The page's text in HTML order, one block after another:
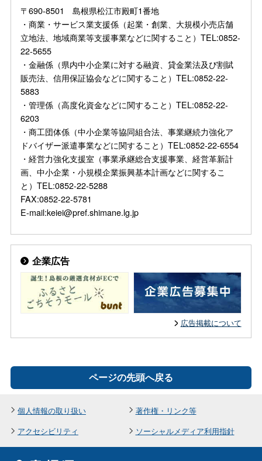
〒690-8501 島根県松江市殿町1番地
・商業・サービス業支援係（起業・創業、大規模小売店舗
立地法、地域商業等支援事業などに関すること）TEL:0852-
22-5655
・金融係（県内中小企業に対する融資、貸金業法及び割賦
販売法、信用保証協会などに関すること）TEL:0852-22-
5883
・管理係（高度化資金などに関すること）TEL:0852-22-
6203
・商工団体係（中小企業等協同組合法、事業継続力強化ア
ドバイザー派遣事業などに関すること）TEL:0852-22-6554
・経営力強化支援室（事業承継総合支援事業、経営革新計
画、中小企業・小規模企業振興基本計画などに関するこ
と）TEL:0852-22-5288
FAX:0852-22-5781
E-mail:keiei@pref.shimane.lg.jp
企業広告
広告掲載について
ページの先頭へ戻る
個人情報の取り扱い
著作権・リンク等
アクセシビリティ
ソーシャルメディア利用指針